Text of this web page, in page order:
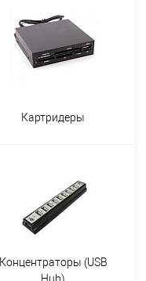
Картридеры
Концентраторы (USB